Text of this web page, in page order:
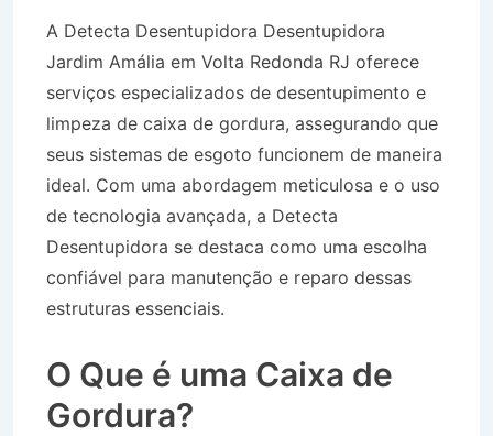
A Detecta Desentupidora Desentupidora
Jardim Amália em Volta Redonda RJ oferece
serviços especializados de desentupimento e
limpeza de caixa de gordura, assegurando que
seus sistemas de esgoto funcionem de maneira
ideal. Com uma abordagem meticulosa e o uso
de tecnologia avançada, a Detecta
Desentupidora se destaca como uma escolha
confiável para manutenção e reparo dessas
estruturas essenciais.
O Que é uma Caixa de
Gordura?